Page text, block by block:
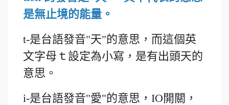
是無止境的能量。
t-是台語發音"天"的意思，而這個英
文字母ｔ設定為小寫，是有出頭天的
意思。
i-是台語發音"愛"的意思，IO開關，